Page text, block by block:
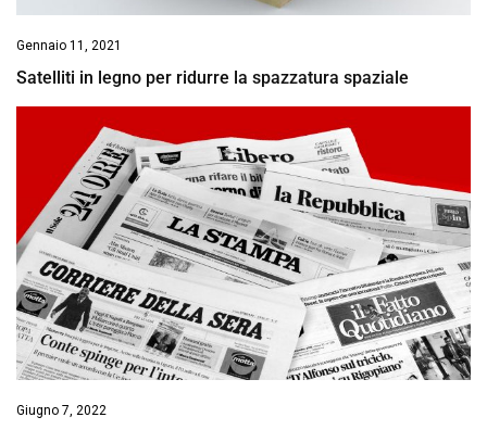
Gennaio 11, 2021
Satelliti in legno per ridurre la spazzatura spaziale
Giugno 7, 2022